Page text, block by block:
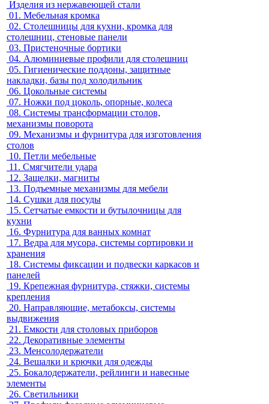
Изделия из нержавеющей стали
01. Мебельная кромка
02. Столешницы для кухни, кромка для
столешниц, стеновые панели
03. Пристеночные бортики
04. Алюминиевые профили для столешниц
05. Гигиенические поддоны, защитные
накладки, базы под холодильник
06. Цокольные системы
07. Ножки под цоколь, опорные, колеса
08. Системы трансформации столов,
механизмы поворота
09. Механизмы и фурнитура для изготовления
столов
10. Петли мебельные
11. Смягчители удара
12. Защелки, магниты
13. Подъемные механизмы для мебели
14. Сушки для посуды
15. Сетчатые емкости и бутылочницы для
кухни
16. Фурнитура для ванных комнат
17. Ведра для мусора, системы сортировки и
хранения
18. Системы фиксации и подвески каркасов и
панелей
19. Крепежная фурнитура, стяжки, системы
крепления
20. Направляющие, метабоксы, системы
выдвижения
21. Емкости для столовых приборов
22. Декоративные элементы
23. Менсолодержатели
24. Вешалки и крючки для одежды
25. Бокалодержатели, рейлинги и навесные
элементы
26. Светильники